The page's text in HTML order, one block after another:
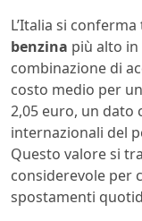
L’Italia si
benzina più alto in
combinazione di
costo medio per
2,05 euro, un dato
internazionali del
Questo valore si
considerevole per
spostamenti